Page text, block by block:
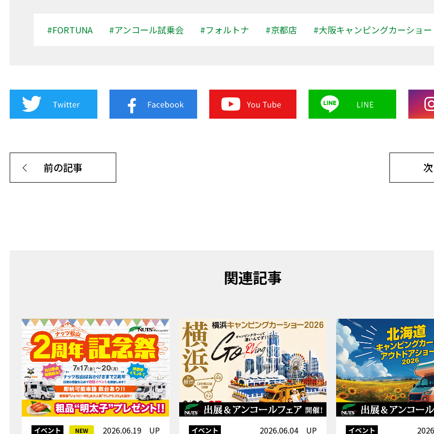
#FORTUNA #アンコール試乗会 #フォルトナ #京都店 #大阪キャンピングカーショー
前の記事
関連記事
イベント NEW 2026.06.19 UP イベント 2026.06.04 UP イベント